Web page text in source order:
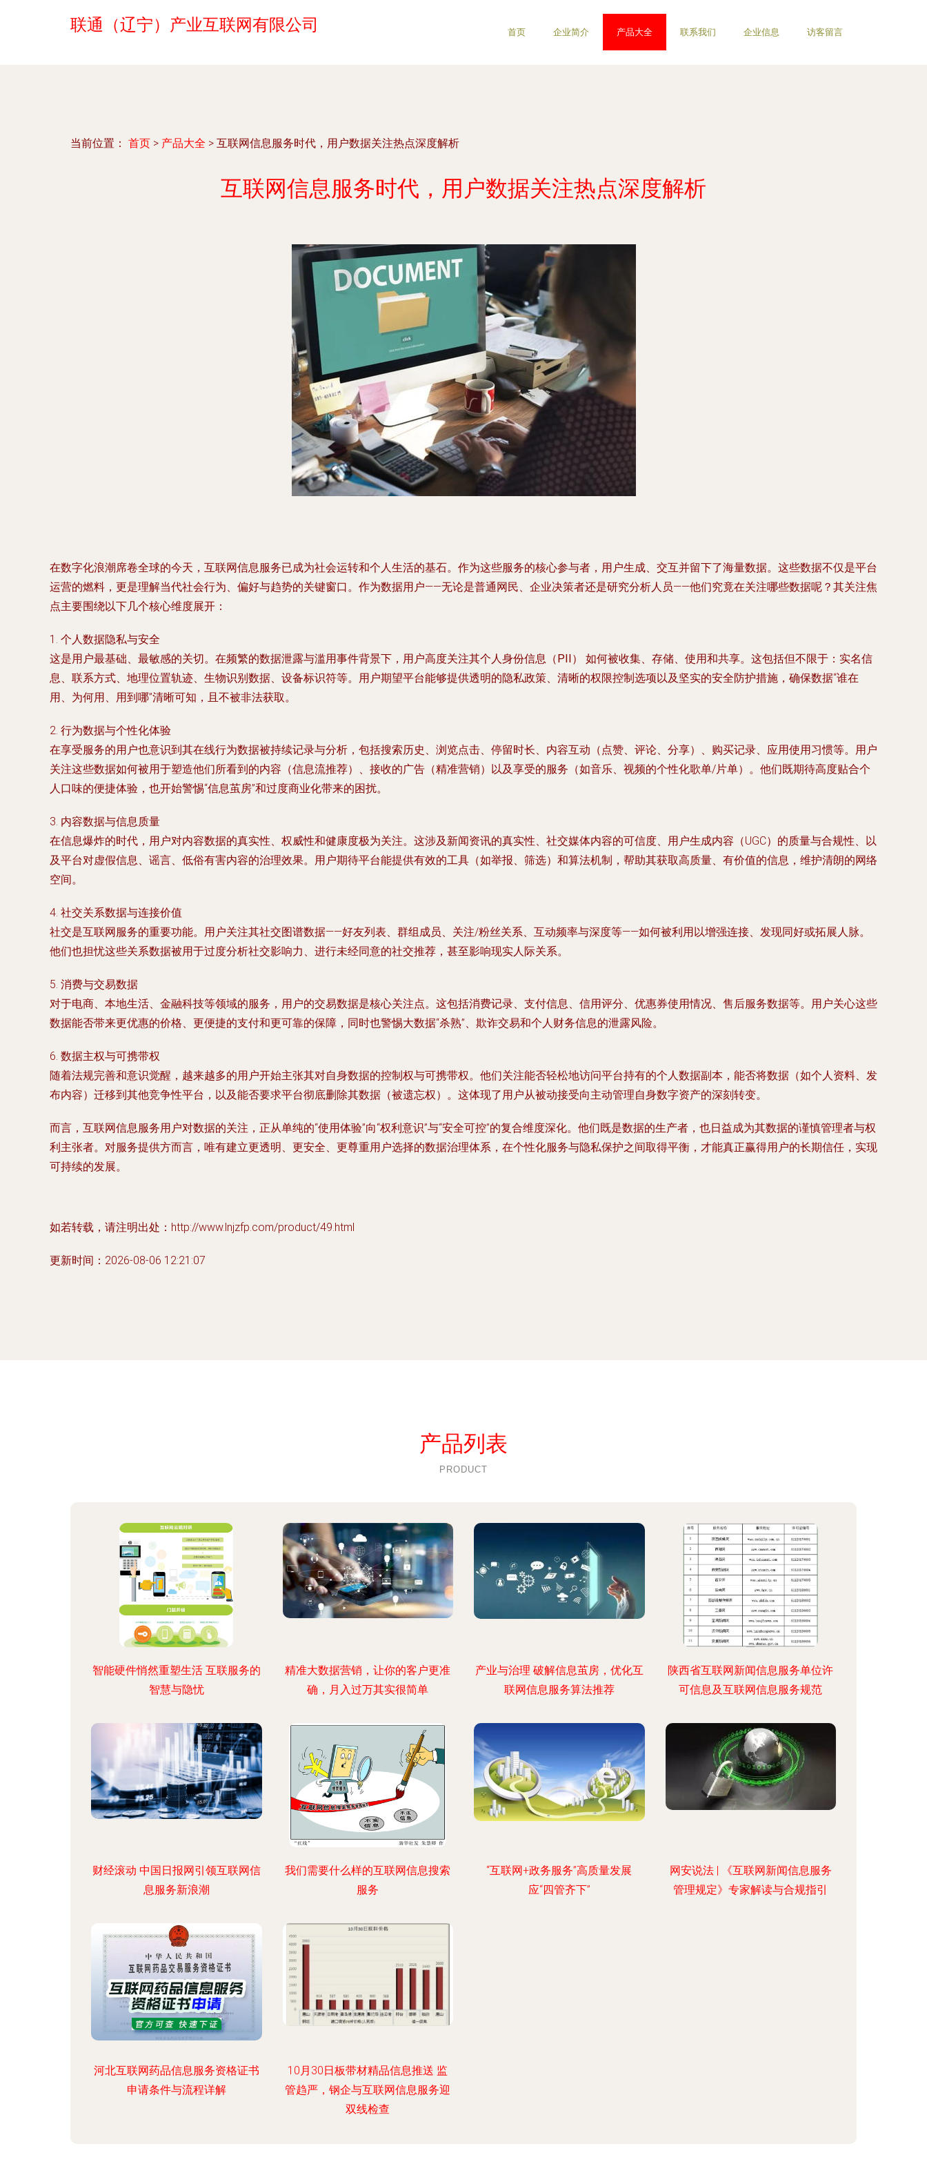
联通（辽宁）产业互联网有限公司 首页 企业简介 产品大全 联系我们 企业信息 访客留言
当前位置： 首页 > 产品大全 > 互联网信息服务时代，用户数据关注热点深度解析
互联网信息服务时代，用户数据关注热点深度解析
在数字化浪潮席卷全球的今天，互联网信息服务已成为社会运转和个人生活的基石。作为这些服务的核心参与者，用户生成、交互并留下了海量数据。这些数据不仅是平台
运营的燃料，更是理解当代社会行为、偏好与趋势的关键窗口。作为数据用户——无论是普通网民、企业决策者还是研究分析人员——他们究竟在关注哪些数据呢？其关注焦
点主要围绕以下几个核心维度展开：
1. 个人数据隐私与安全
这是用户最基础、最敏感的关切。在频繁的数据泄露与滥用事件背景下，用户高度关注其个人身份信息（PII）
如何被收集、存储、使用和共享。这包括但不限于：实名信
息、联系方式、地理位置轨迹、生物识别数据、设备标识符等。用户期望平台能够提供透明的隐私政策、清晰的权限控制选项以及坚实的安全防护措施，确保数据“谁在
用、为何用、用到哪”清晰可知，且不被非法获取。
2. 行为数据与个性化体验
在享受服务的用户也意识到其在线行为数据被持续记录与分析，包括搜索历史、浏览点击、停留时长、内容互动（点赞、评论、分享）、购买记录、应用使用习惯等。用户
关注这些数据如何被用于塑造他们所看到的内容（信息流推荐）、接收的广告（精准营销）以及享受的服务（如音乐、视频的个性化歌单/片单）。他们既期待高度贴合个
人口味的便捷体验，也开始警惕“信息茧房”和过度商业化带来的困扰。
3. 内容数据与信息质量
在信息爆炸的时代，用户对内容数据的真实性、权威性和健康度极为关注。这涉及新闻资讯的真实性、社交媒体内容的可信度、用户生成内容（UGC）的质量与合规性、以
及平台对虚假信息、谣言、低俗有害内容的治理效果。用户期待平台能提供有效的工具（如举报、筛选）和算法机制，帮助其获取高质量、有价值的信息，维护清朗的网络
空间。
4. 社交关系数据与连接价值
社交是互联网服务的重要功能。用户关注其社交图谱数据——好友列表、群组成员、关注/粉丝关系、互动频率与深度等——如何被利用以增强连接、发现同好或拓展人脉。
他们也担忧这些关系数据被用于过度分析社交影响力、进行未经同意的社交推荐，甚至影响现实人际关系。
5. 消费与交易数据
对于电商、本地生活、金融科技等领域的服务，用户的交易数据是核心关注点。这包括消费记录、支付信息、信用评分、优惠券使用情况、售后服务数据等。用户关心这些
数据能否带来更优惠的价格、更便捷的支付和更可靠的保障，同时也警惕大数据“杀熟”、欺诈交易和个人财务信息的泄露风险。
6. 数据主权与可携带权
随着法规完善和意识觉醒，越来越多的用户开始主张其对自身数据的控制权与可携带权。他们关注能否轻松地访问平台持有的个人数据副本，能否将数据（如个人资料、发
布内容）迁移到其他竞争性平台，以及能否要求平台彻底删除其数据（被遗忘权）。这体现了用户从被动接受向主动管理自身数字资产的深刻转变。
而言 ，互联网信息服务用户对数据的关注，正从单纯的“使用体验”向“权利意识”与“安全可控”的复合维度深化。他们既是数据的生产者，也日益成为其数据的谨慎管理者与权
利主张者。对服务提供方而言，唯有建立更透明、更安全、更尊重用户选择的数据治理体系，在个性化服务与隐私保护之间取得平衡，才能真正赢得用户的长期信任，实现
可持续的发展。
如若转载，请注明出处：http://www.lnjzfp.com/product/49.html
更新时间：2026-08-06 12:21:07
产品列表
PRODUCT
智能硬件悄然重塑生活 互联服务的
智慧与隐忧
精准大数据营销，让你的客户更准
确，月入过万其实很简单
产业与治理 破解信息茧房，优化互
联网信息服务算法推荐
陕西省互联网新闻信息服务单位许
可信息及互联网信息服务规范
财经滚动 中国日报网引领互联网信
息服务新浪潮
我们需要什么样的互联网信息搜索
服务
“互联网+政务服务”高质量发展
应“四管齐下”
网安说法 | 《互联网新闻信息服务
管理规定》专家解读与合规指引
河北互联网药品信息服务资格证书
申请条件与流程详解
10月30日板带材精品信息推送 监
管趋严，钢企与互联网信息服务迎
双线检查